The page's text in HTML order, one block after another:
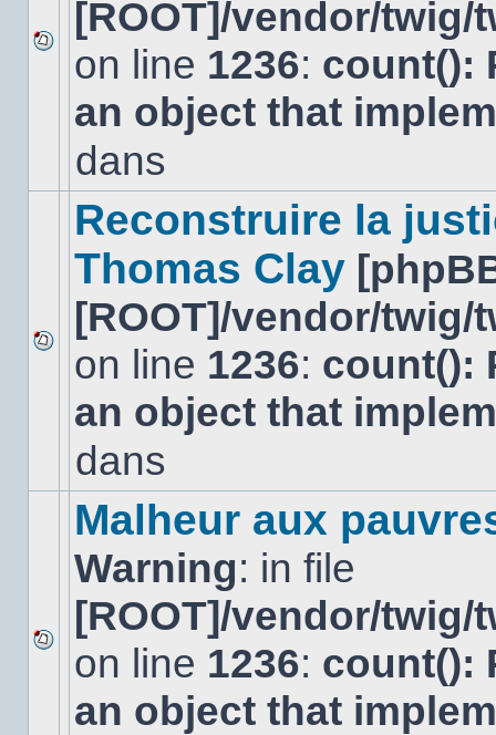
Aucun
nouveau
message
non-
dans
[ROOT]/vendor/
on line 1236: count():
an object that
dans
Aucun
nouveau
message
non-
dans
Reconstruire la
Thomas Clay
[ROOT]/vendor/
on line 1236: count():
an object that
dans
Aucun
nouveau
message
non-
Malheur aux
Warning: in file
[ROOT]/vendor/
on line 1236: count():
an object that